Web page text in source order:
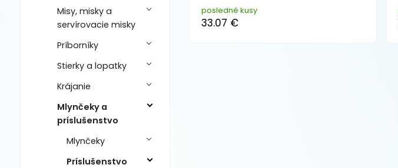
Misy, misky a
servírovacie misky
Príborníky
Stierky a lopatky
Krájanie
Mlynčeky a
príslušenstvo
Mlynčeky
Príslušenstvo
posledné kusy
33.07 €